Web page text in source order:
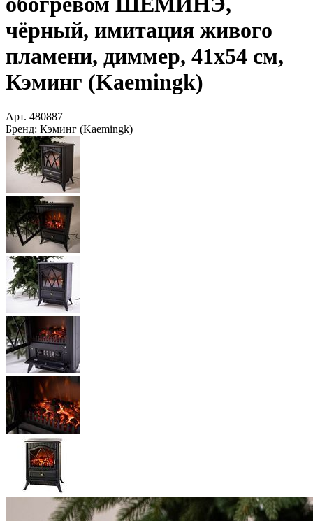
чёрный, имитация живого
пламени, диммер, 41х54 см,
Кэминг (Kaemingk)
Арт. 480887
Бренд: Кэминг (Kaemingk)